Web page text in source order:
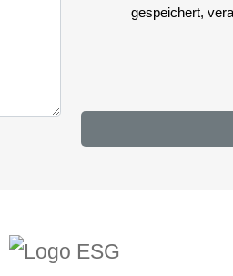
gespeichert,